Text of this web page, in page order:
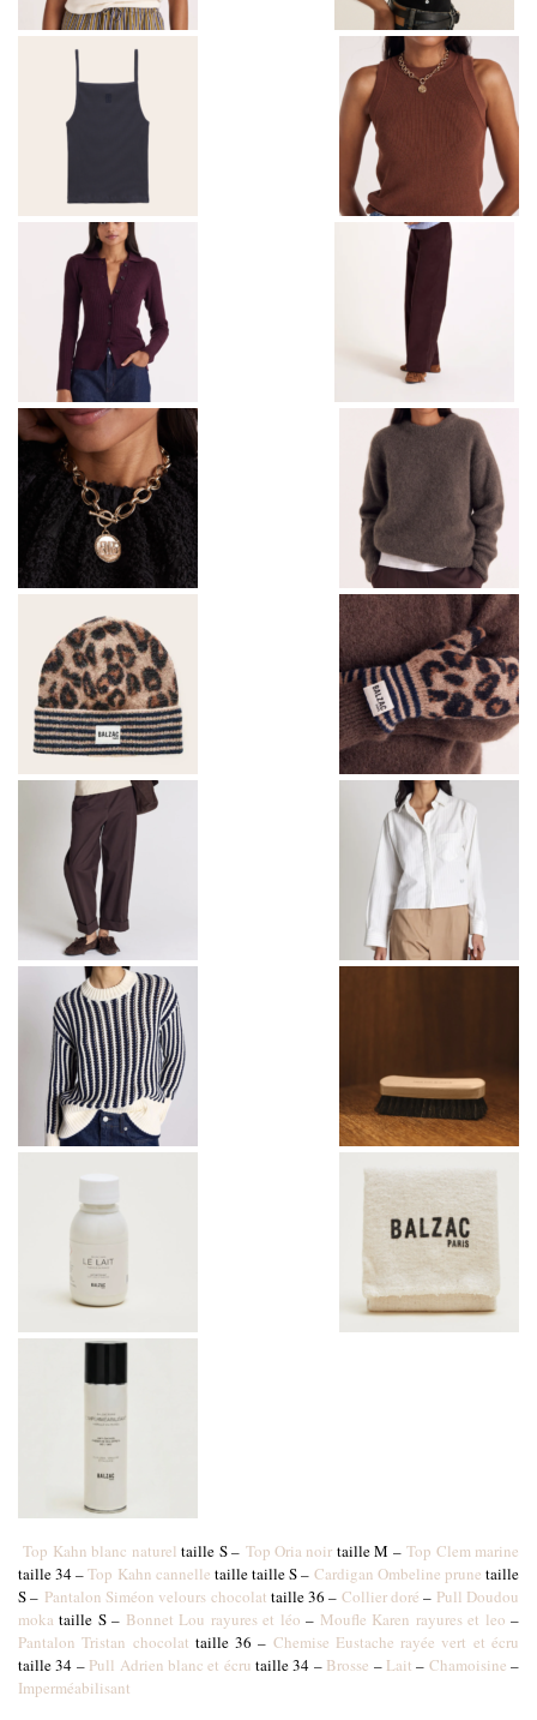
Top Kahn blanc naturel taille S – Top Oria noir taille M –Top Clem marine
taille 34 –Top Kahn cannelle taille taille S – Cardigan Ombeline prune taille
S – Pantalon Siméon velours chocolat taille 36 – Collier doré – Pull Doudou
moka taille S – Bonnet Lou rayures et léo – Moufle Karen rayures et leo –
Pantalon Tristan chocolat taille 36 – Chemise Eustache rayée vert et écru
taille 34 – Pull Adrien blanc et écru taille 34 – Brosse – Lait – Chamoisine –
Imperméabilisant